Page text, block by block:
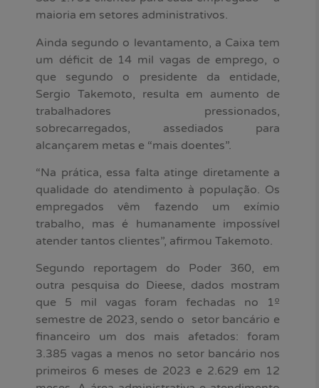
maioria em setores administrativos.
Ainda segundo o levantamento, a Caixa tem
um déficit de 14 mil vagas de emprego, o
que segundo o presidente da entidade,
Sergio Takemoto, resulta em aumento de
trabalhadores pressionados,
sobrecarregados, assediados para
alcançarem metas e “mais doentes”.
“Na prática, essa falta atinge diretamente a
qualidade do atendimento à população. Os
empregados vêm fazendo um exímio
trabalho, mas é humanamente impossível
atender tantos clientes”, afirmou Takemoto.
Segundo reportagem do Poder 360, em
outra pesquisa do Dieese, dados mostram
que 5 mil vagas foram fechadas no 1º
semestre de 2023, sendo o setor bancário e
financeiro um dos mais afetados: foram
3.385 vagas a menos no setor bancário nos
primeiros 6 meses de 2023 e 2.629 em 12